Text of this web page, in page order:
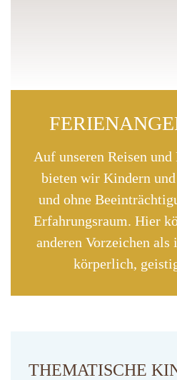
Auf unseren Reisen
bieten wir Kindern
und ohne
Erfahrungsraum. Hier
anderen Vorzeichen
körperlich,
THEMATISCHE